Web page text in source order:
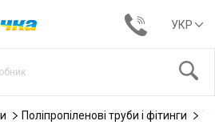
УКР
Поліпропіленові труби і фітинги